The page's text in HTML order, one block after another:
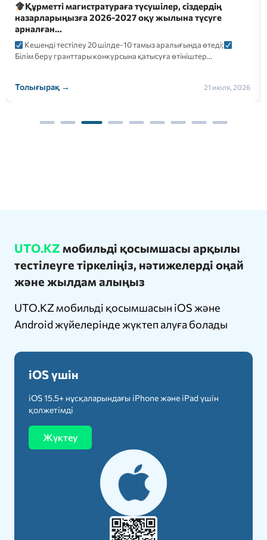
Құрметті магистратураға түсушілер, сіздердің
назарларыңызға 2026-2027 оқу жылына түсуге
арналған…
Кешенді тестілеу 20 шілде-10 тамыз аралығында өтеді;
Білім беру гранттары конкурсына қатысуға өтініштер…
Толығырақ → 21 июля, 2026
UTO.KZ мобильді қосымшасы арқылы
тестілеуге тіркеліңіз, нәтижелерді оңай
және жылдам алыңыз
UTO.KZ мобильді қосымшасын iOS және
Android жүйелерінде жүктеп алуға болады
iOS үшін
iOS 15.5+ нұсқаларындағы iPhone және iPad үшін
қолжетімді
Жүктеу